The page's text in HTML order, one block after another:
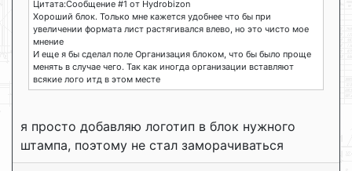
Цитата:Сообщение #1 от Hydrobizon
Хороший блок. Только мне кажется удобнее что бы при
увеличении формата лист растягивался влево, но это чисто мое
мнение
И еще я бы сделал поле Организация блоком, что бы было проще
менять в случае чего. Так как иногда организации вставляют
всякие лого итд в этом месте
я просто добавляю логотип в блок нужного
штампа, поэтому не стал заморачиваться